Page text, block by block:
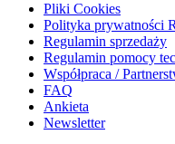
Pliki Cookies
Polityka prywatności
Regulamin sprzedaży
Regulamin pomocy
Współpraca /
FAQ
Ankieta
Newsletter